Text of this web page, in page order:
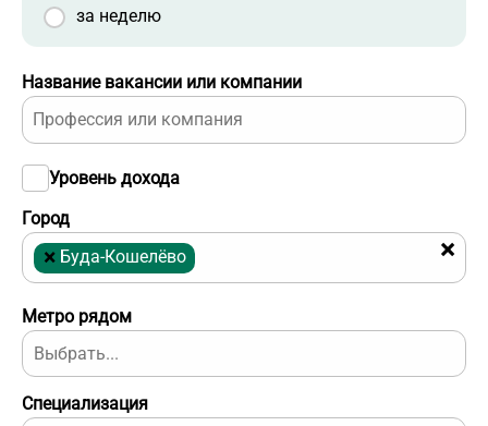
Название вакансии или компании
Город
×
× Буда-Кошелёво
Уровень дохода
Метро рядом
за неделю
Специализация